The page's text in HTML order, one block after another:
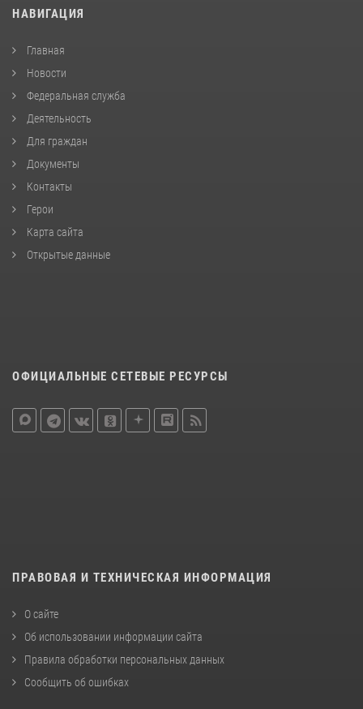
НАВИГАЦИЯ
Главная
Новости
Федеральная служба
Деятельность
Для граждан
Документы
Контакты
Герои
Карта сайта
Открытые данные
ОФИЦИАЛЬНЫЕ СЕТЕВЫЕ РЕСУРСЫ
ПРАВОВАЯ И ТЕХНИЧЕСКАЯ ИНФОРМАЦИЯ
О сайте
Об использовании информации сайта
Правила обработки персональных данных
Сообщить об ошибках